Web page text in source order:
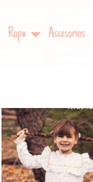
Ropa Accesorios